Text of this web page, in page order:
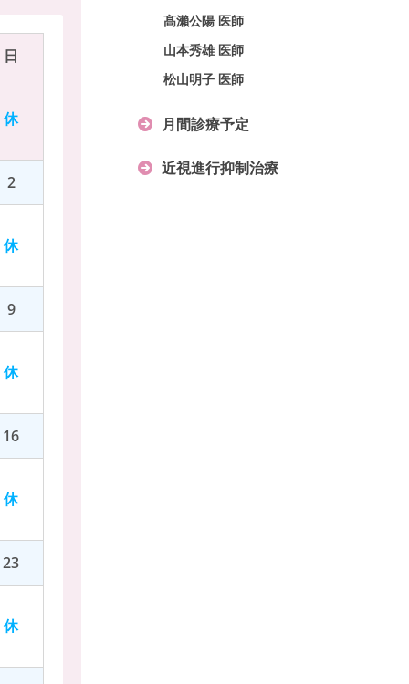
日
休
2
休
9
休
16
休
23
休
髙瀨公陽 医師
山本秀雄 医師
松山明子 医師
月間診療予定
近視進行抑制治療